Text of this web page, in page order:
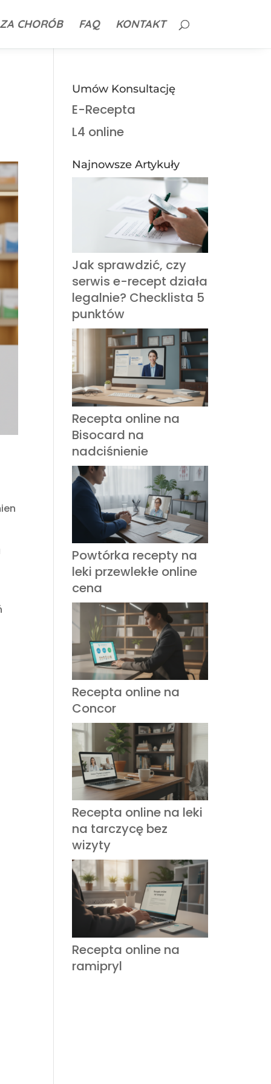
CHORÓB FAQ KONTAKT
Umów Konsultację
E-Recepta
L4 online
Najnowsze Artykuły
Jak sprawdzić, czy
serwis e-recept działa
legalnie? Checklista 5
punktów
Recepta online na
Bisocard na
nadciśnienie
Powtórka recepty na
leki przewlekłe online
cena
Recepta online na
Concor
Recepta online na leki
na tarczycę bez
wizyty
Recepta online na
ramipryl